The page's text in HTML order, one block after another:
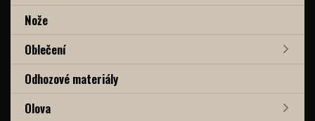
Nože
Oblečení
Odhozové materiály
Olova